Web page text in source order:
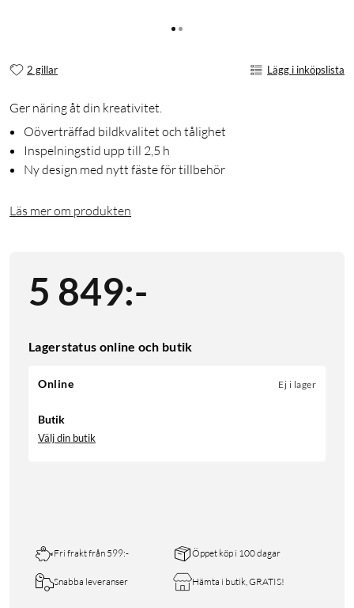
2 gillar Lägg i inköpslista
Ger näring åt din kreativitet.
Oöverträffad bildkvalitet och tålighet
Inspelningstid upp till 2,5 h
Ny design med nytt fäste för tillbehör
Läs mer om produkten
5 849:-
Lagerstatus online och butik
Online Ej i lager
Butik
Välj din butik
Fri frakt från 599:- Öppet köp i 100 dagar
Snabba leveranser Hämta i butik, GRATIS!